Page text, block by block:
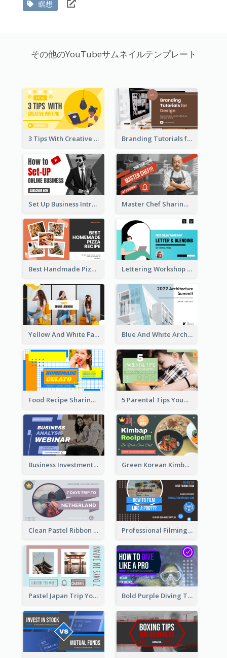
瞑想
その他のYouTubeサムネイルテンプレート
3 Tips With Creative Writing Youtube Thumbnails Branding Tutorials for Design Youtube Thumbnail
Set Up Business Intro YouTube Thumbnail Master Chef Sharing YouTube Thumbnail
Best Handmade Pizza Recipe YouTube Thumbnail Lettering Workshop YouTube Thumbnail Design
Yellow And White Fashion Girl Photo Lookbook YouTube Thumbnail Blue And White Architecture Summit YouTube Thumbnail
Food Recipe Sharing YouTube Thumbnail 5 Parental Tips YouTube Thumbnail
Business Investment Webinar YouTube Thumbnail Green Korean Kimbap YouTube Thumbnail Design
Clean Pastel Ribbon Backpacker YouTube Thumbnail Design Professional Filming YouTube Thumbnail Design
Pastel Japan Trip YouTube Thumbnail Design Bold Purple Diving Tutorial YouTube Cover Thumbnail Design